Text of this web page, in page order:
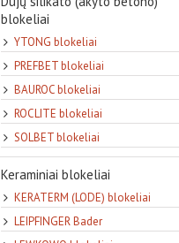
blokeliai
YTONG blokeliai
PREFBET blokeliai
BAUROC blokeliai
ROCLITE blokeliai
SOLBET blokeliai
Keraminiai blokeliai
KERATERM (LODE) blokeliai
LEIPFINGER Bader